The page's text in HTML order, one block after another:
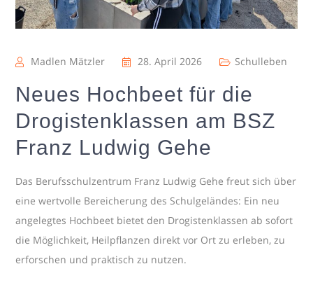
Madlen Mätzler 28. April 2026 Schulleben
Neues Hochbeet für die
Drogistenklassen am BSZ
Franz Ludwig Gehe
Das Berufsschulzentrum Franz Ludwig Gehe freut sich über
eine wertvolle Bereicherung des Schulgeländes: Ein neu
angelegtes Hochbeet bietet den Drogistenklassen ab sofort
die Möglichkeit, Heilpflanzen direkt vor Ort zu erleben, zu
erforschen und praktisch zu nutzen.